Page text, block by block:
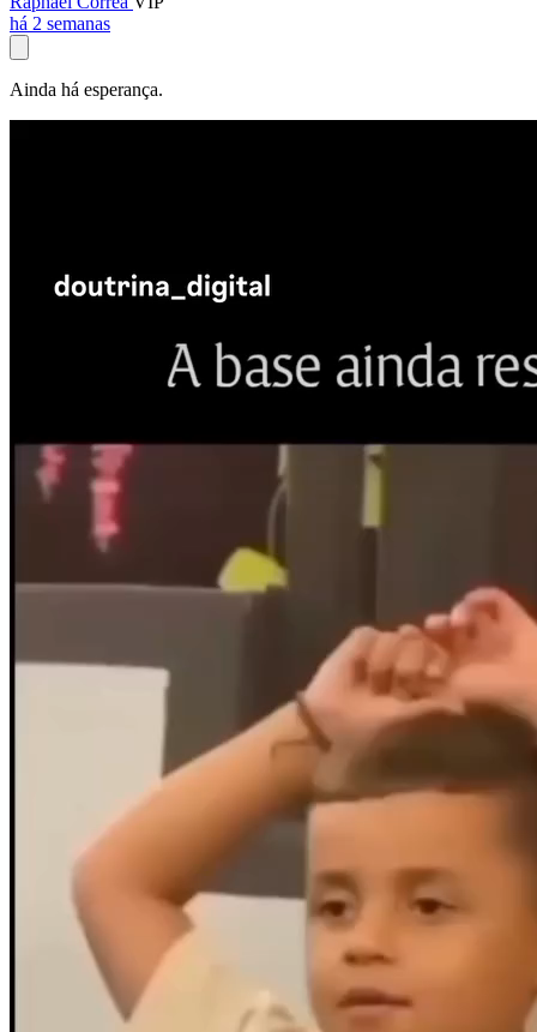
há 2 semanas
Ainda há esperança.